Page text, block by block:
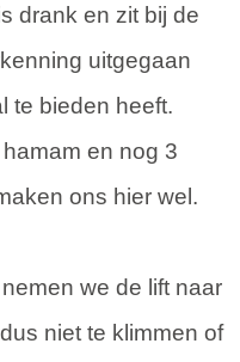
drank en zit bij de
uitgegaan
te bieden heeft.
en nog 3
ons hier wel.
we de lift naar
niet te klimmen of